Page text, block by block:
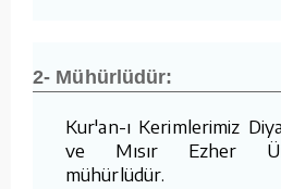
2- Mühürlüdür:
Kur'an-ı Kerimlerimiz
ve Mısır Ezher
mühürlüdür.